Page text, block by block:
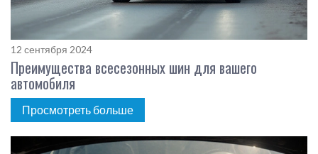
12 сентября 2024
Преимущества всесезонных шин для вашего
автомобиля
Просмотреть больше